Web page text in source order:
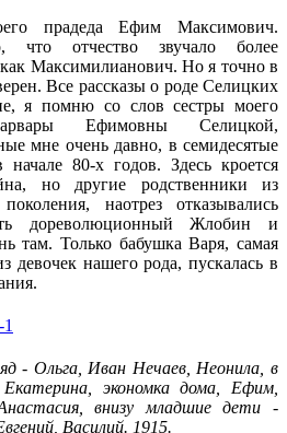
прадеда Ефим Максимович.
что отчество звучало более
Максимилианович. Но я точно в
Все рассказы о роде Селицких
я помню со слов сестры моего
Ефимовны Селицкой,
мне очень давно, в семидесятые
80-х годов. Здесь кроется
но другие родственники из
наотрез отказывались
дореволюционный Жлобин и
там. Только бабушка Варя, самая
девочек нашего рода, пускалась в
- Ольга, Иван Нечаев, Неонила, в
экономка дома, Ефим,
внизу младшие дети -
Василий. 1915.